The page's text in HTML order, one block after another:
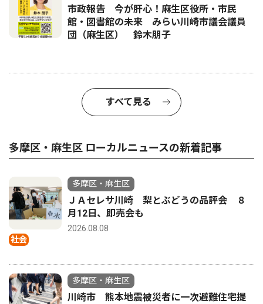
市政報告 今が肝心！麻生区役所・市民
館・図書館の未来 みらい川崎市議会議員
団（麻生区） 鈴木朋子
すべて見る
多摩区・麻生区 ローカルニュースの新着記事
社会
多摩区・麻生区
ＪＡセレサ川崎 梨とぶどうの品評会 ８
月12日、即売会も
2026.08.08
多摩区・麻生区
川崎市 熊本地震被災者に一次避難住宅提